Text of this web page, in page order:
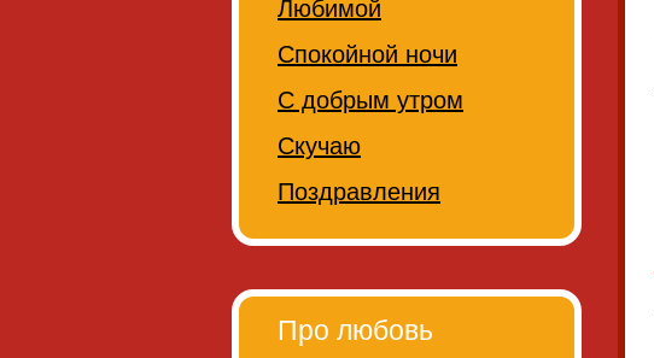
Любимой
Спокойной ночи
С добрым утром
Скучаю
Поздравления
Про любовь